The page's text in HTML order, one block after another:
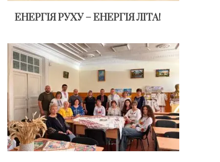
ЕНЕРГІЯ РУХУ – ЕНЕРГІЯ ЛІТА!